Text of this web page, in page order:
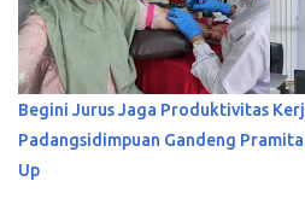
Begini Jurus Jaga Produktivitas
Padangsidimpuan Gandeng
Up